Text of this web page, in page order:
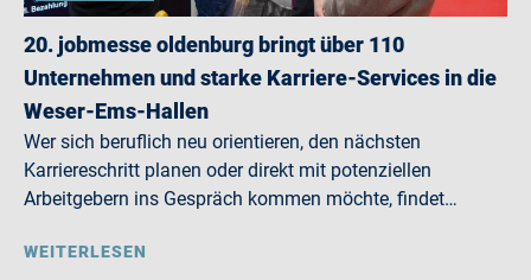
20. jobmesse oldenburg bringt über 110
Unternehmen und starke Karriere-Services in die
Weser-Ems-Hallen
Wer sich beruflich neu orientieren, den nächsten
Karriereschritt planen oder direkt mit potenziellen
Arbeitgebern ins Gespräch kommen möchte, findet…
WEITERLESEN